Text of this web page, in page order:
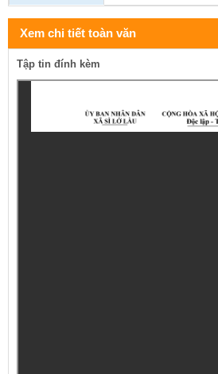
Xem chi tiết toàn văn
Tập tin đính kèm